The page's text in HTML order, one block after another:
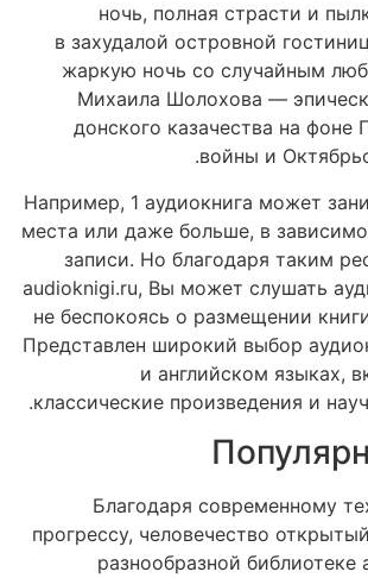
ночь, полная страсти и
в захудалой островной
жаркую ночь со случайным
Михаила Шолохова —
донского казачества на
войны и
Например, 1 аудиокнига может
места или даже больше, в
записи. Но благодаря таким
audioknigi.ru, Вы может слушать
не беспокоясь о размещении
Представлен широкий выбор
и английском языках,
классические произведения и
Благодаря современному
прогрессу, человечество
разнообразной библиотеке